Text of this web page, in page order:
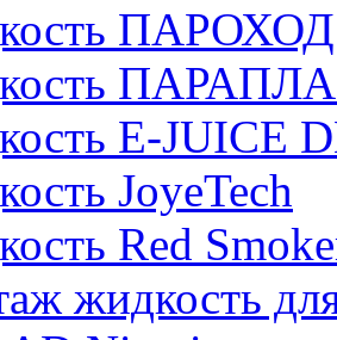
ПАРОХОД
E-JUIСE
JoyeTech
Red
жидкость